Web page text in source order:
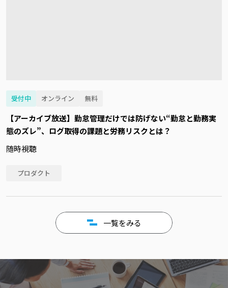
受付中 オンライン 無料
【アーカイブ放送】勤怠管理だけでは防げない“勤怠と勤務実
態のズレ”、ログ取得の課題と労務リスクとは？
随時視聴
プロダクト
一覧をみる